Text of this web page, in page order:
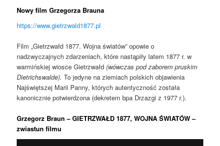
Nowy film Grzegorza Brauna
https://www.gietrzwald1877.pl
Film „Gietrzwałd 1877. Wojna światów” opowie o
nadzwyczajnych zdarzeniach, które nastąpiły latem 1877 r. w
warmińskiej wiosce Gietrzwałd(wówczas pod zaborem pruskim
Dietrichswalde). To jedyne na ziemiach polskich objawienia
Najświętszej Marii Panny, których autentyczność została
kanonicznie potwierdzona (dekretem bpa Drzazgi z 1977 r.).
Grzegorz Braun – GIETRZWAŁD 1877, WOJNA ŚWIATÓW –
zwiastun filmu